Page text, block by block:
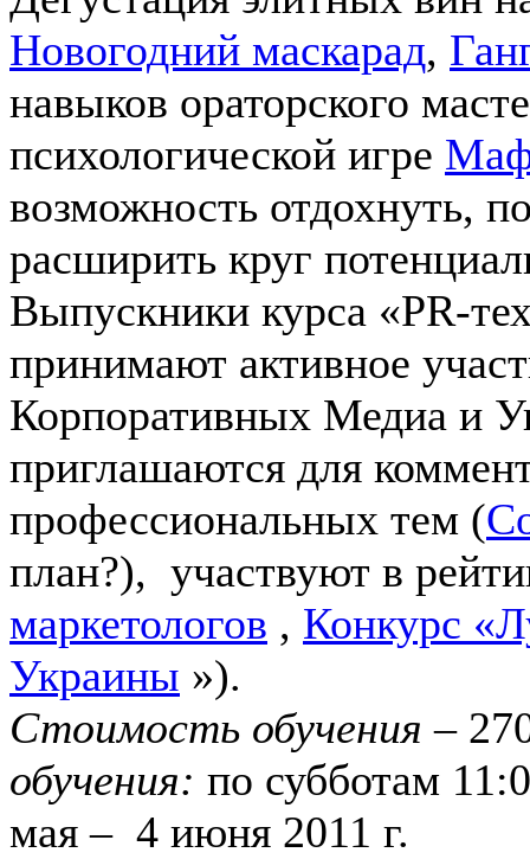
Новогодний маскарад,
навыков ораторского
психологической игре
возможность отдохнуть,
расширить круг
Выпускники курса «PR-
принимают активное
Корпоративных Медиа и
приглашаются для
профессиональных тем (
план?), участвуют в
маркетологов , Конкурс
Украины »).
Стоимость обучения –
обучения: по субботам
мая – 4 июня 2011 г.